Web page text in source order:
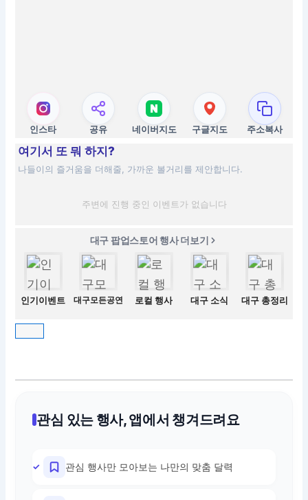
인스타 공유 네이버지도 구글지도 주소복사
여기서 또 뭐 하지?
나들이의 즐거움을 더해줄, 가까운 볼거리를 제안합니다.
주변에 진행 중인 이벤트가 없습니다
대구 팝업스토어 행사 더보기
인기이벤트 대구모든공연 로컬 행사 대구 소식 대구 총정리
관심 있는 행사, 앱에서 챙겨드려요
관심 행사만 모아보는 나만의 맞춤 달력